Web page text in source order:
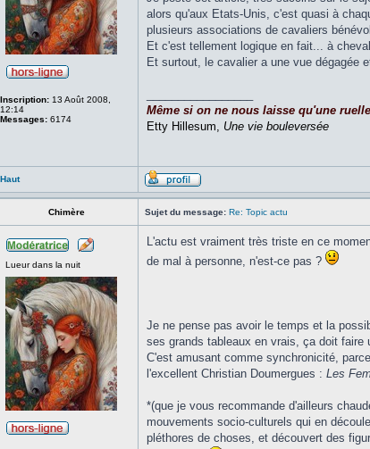
Inscription:13 Août 2008,
12:14
Messages:6174
alors qu'aux Etats-Unis, c'est quasi à
plusieurs associations de cavaliers
Et c'est tellement logique en fait... à
Et surtout, le cavalier a une vue dégagée
Même si on ne nous laisse qu'une
Etty Hillesum, Une vie bouleversée
Haut
Chimère Sujet du message: Re: Topic actu
Lueur dans la nuit
L'actu est vraiment très triste en ce
de mal à personne, n'est-ce pas ?
Je ne pense pas avoir le temps et la
ses grands tableaux en vrais, ça doit faire
C'est amusant comme synchronicité,
l'excellent Christian Doumergues : Les
*(que je vous recommande d'ailleurs
mouvements socio-culturels qui en
pléthores de choses, et découvert des